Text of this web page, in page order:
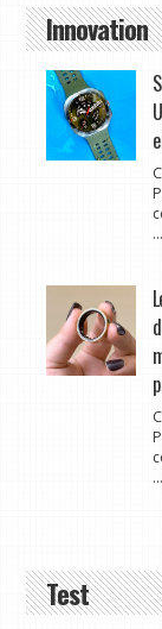
Innovation
...
...
Test